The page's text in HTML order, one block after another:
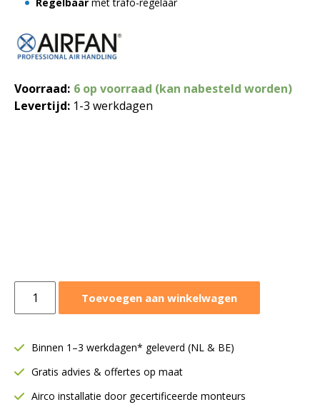
Voorraad: 6 op voorraad (kan nabesteld worden)
Levertijd: 1-3 werkdagen
ventilatorbox
|
6-
Toevoegen aan winkelwagen
Binnen 1–3 werkdagen* geleverd (NL & BE)
Gratis advies & offertes op maat
Airco installatie door gecertificeerde monteurs